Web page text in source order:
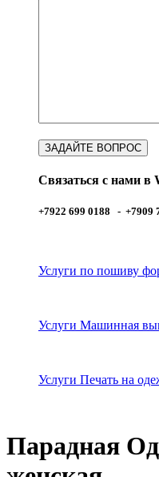
Связаться с нами в
+7922 699 0188 - +7909
Услуги по пошиву
Услуги Машинная
Услуги Печать на
Парадная